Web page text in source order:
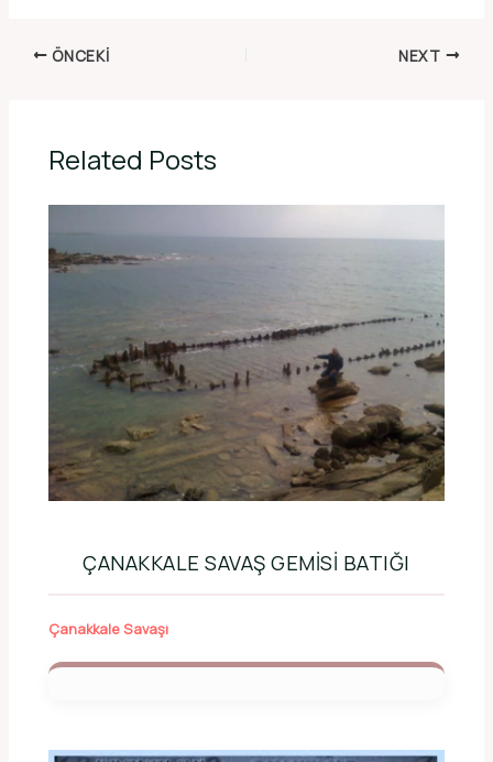
ÖNCEKI NEXT
Related Posts
ÇANAKKALE SAVAŞ GEMISI BATIĞI
Çanakkale Savaşı